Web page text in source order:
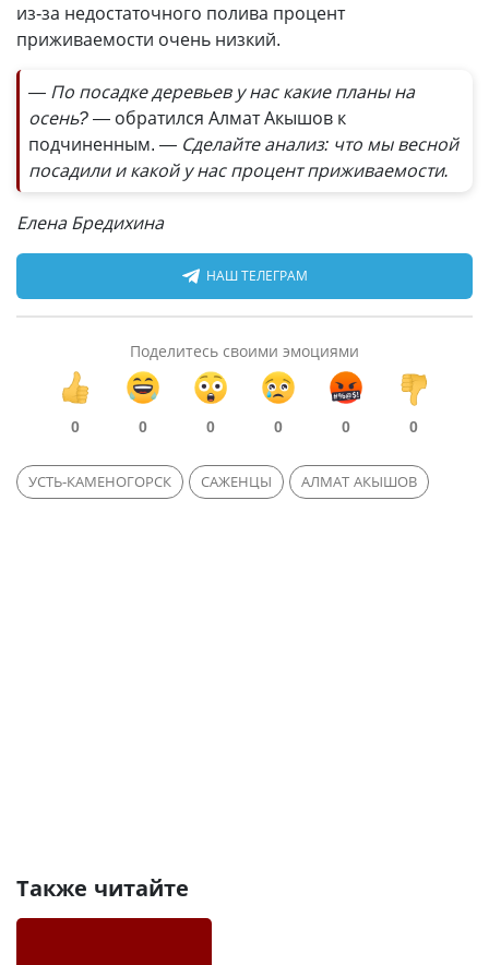
из-за недостаточного полива процент
приживаемости очень низкий.
— По посадке деревьев у нас какие планы на
осень?— обратился Алмат Акышов к
подчиненным. — Сделайте анализ: что мы весной
посадили и какой у нас процент приживаемости.
Елена Бредихина
НАШ ТЕЛЕГРАМ
Поделитесь своими эмоциями
0 0 0 0 0 0
УСТЬ-КАМЕНОГОРСК САЖЕНЦЫ АЛМАТ АКЫШОВ
Также читайте